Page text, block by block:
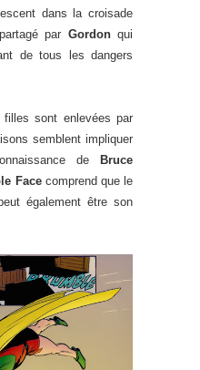
dans la croisade
par Gordonqui
de tous les dangers
sont enlevées par
semblent impliquer
de
Bruce
Facecomprend que le
également être son